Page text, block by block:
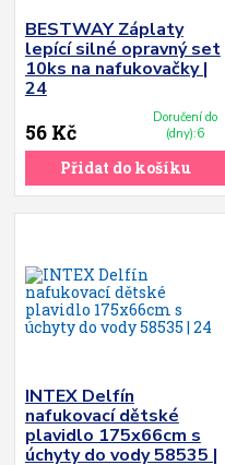
BESTWAY Záplaty
lepící silné opravný set
10ks na nafukovačky |
24
56 Kč
Doručení do
(dny):6
Přidat do košíku
INTEX Delfín
nafukovací dětské
plavidlo 175x66cm s
úchyty do vody 58535 |